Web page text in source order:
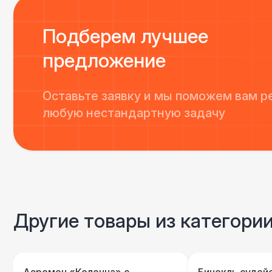
Подберем лучшее
предложение
Оставьте заявку и мы поможем вам
любую нестандартную задачу
Другие товары из